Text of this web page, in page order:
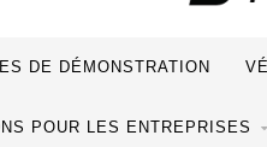
DE DÉMONSTRATION
POUR LES ENTREPRISES